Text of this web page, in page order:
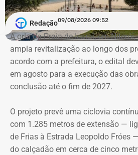
E as artes do bruxo vão mais
conexão. O arquiteto e historiador
um sonho. Nele, caminham pelas
Bentinho, olhando para os lados,
aconteceu no passado. O filósofo
e se pergunta onde errou. Ao
interpretados por um tal Dr. Simão
hesitará em levar o desavisado
compulsória. Na mente de Nireu,
dos maiores escritores brasileiros
Redação09/08/2026 09:52
A orla da Praia de Icaraí, em
ampla revitalização ao longo dos
acordo com a prefeitura, o edital
em agosto para a execução das
conclusão até o fim de 2027.
O projeto prevê uma ciclovia
com 1.285 metros de extensão —
de Frias à Estrada Leopoldo Fróes
do calçadão em cerca de cinco